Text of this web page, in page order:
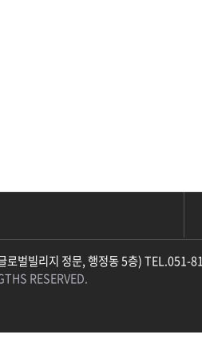
로벌빌리지 정문, 행정동 5층) TEL.051-
RESERVED.